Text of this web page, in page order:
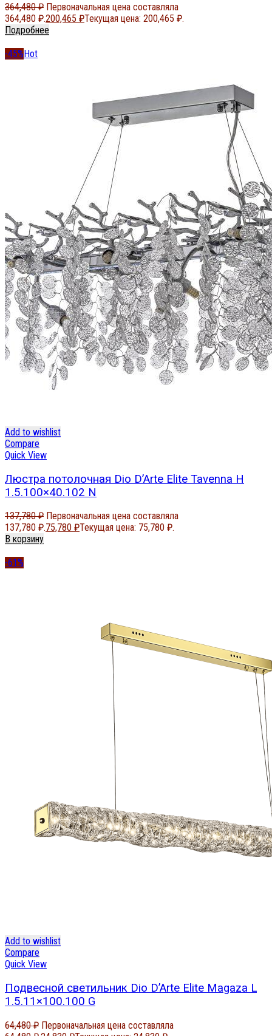
364,480₽ Первоначальная цена составляла
364,480 ₽.200,465 ₽Текущая цена: 200,465 ₽.
Подробнее
-45%Hot
Add to wishlist
Compare
Quick View
Люстра потолочная Dio D’Arte Elite Tavenna H
1.5.100×40.102 N
137,780₽ Первоначальная цена составляла
137,780 ₽.75,780 ₽Текущая цена: 75,780 ₽.
В корзину
-61%
Add to wishlist
Compare
Quick View
Подвесной светильник Dio D’Arte Elite Magaza L
1.5.11×100.100 G
64,480₽ Первоначальная цена составляла